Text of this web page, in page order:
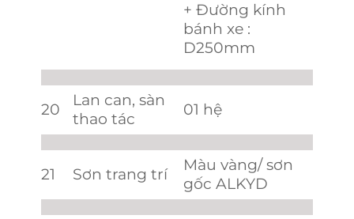
+ Đường kính
bánh xe :
D250mm
20
Lan can, sàn
thao tác
01 hệ
21 Sơn trang trí
Màu vàng/ sơn
gốc ALKYD